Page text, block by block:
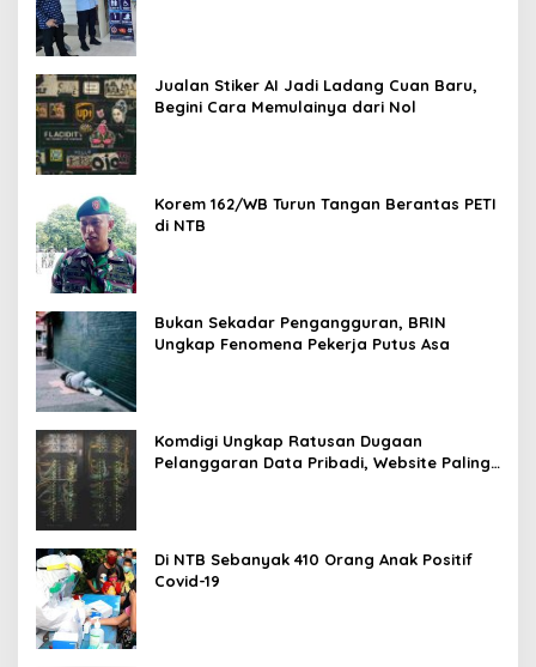
Jualan Stiker AI Jadi Ladang Cuan Baru,
Begini Cara Memulainya dari Nol
Korem 162/WB Turun Tangan Berantas PETI
di NTB
Bukan Sekadar Pengangguran, BRIN
Ungkap Fenomena Pekerja Putus Asa
Komdigi Ungkap Ratusan Dugaan
Pelanggaran Data Pribadi, Website Paling
Di NTB Sebanyak 410 Orang Anak Positif
Covid-19